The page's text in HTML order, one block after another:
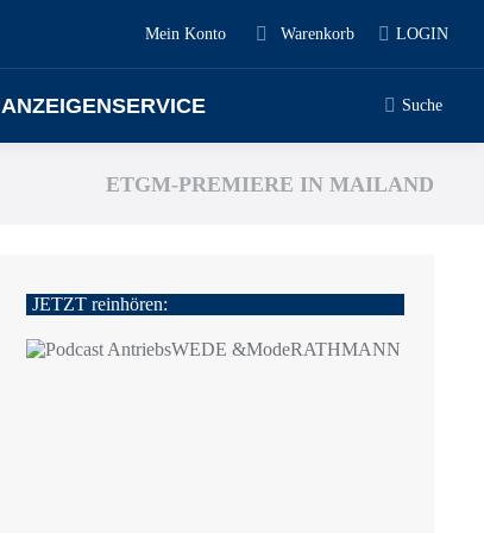
Mein Konto Warenkorb LOGIN
ANZEIGENSERVICE Search:
Suche
ETGM-PREMIERE IN MAILAND
JETZT reinhören: